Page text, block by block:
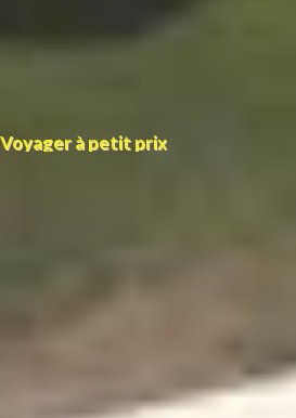
Voyager à petit prix